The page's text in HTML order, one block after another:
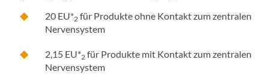
20 EU*2 für Produkte ohne Kontakt zum zentralen
Nervensystem
2,15 EU*2 für Produkte mit Kontakt zum zentralen
Nervensystem